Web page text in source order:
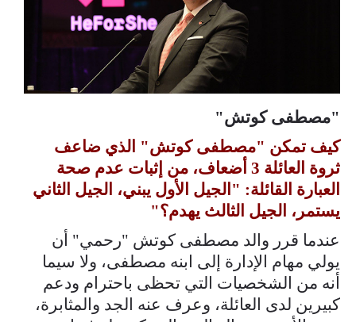
"مصطفى كوتش"
كيف تمكن "مصطفى كوتش" الذي ضاعف
ثروة العائلة 3 أضعاف، من إثبات عدم صحة
العبارة القائلة: "الجيل الأول يبني، الجيل الثاني
يستمر، الجيل الثالث يهدم؟"
عندما قرر والد مصطفى كوتش "رحمي" أن
يولي مهام الإدارة إلى ابنه مصطفى، ولا سيما
أنه من الشخصيات التي تحظى باحترام ودعم
كبيرين لدى العائلة، وعرف عنه الجد والمثابرة،